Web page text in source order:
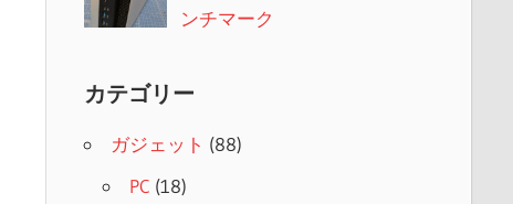
ンチマーク
カテゴリー
ガジェット (88)
PC (18)